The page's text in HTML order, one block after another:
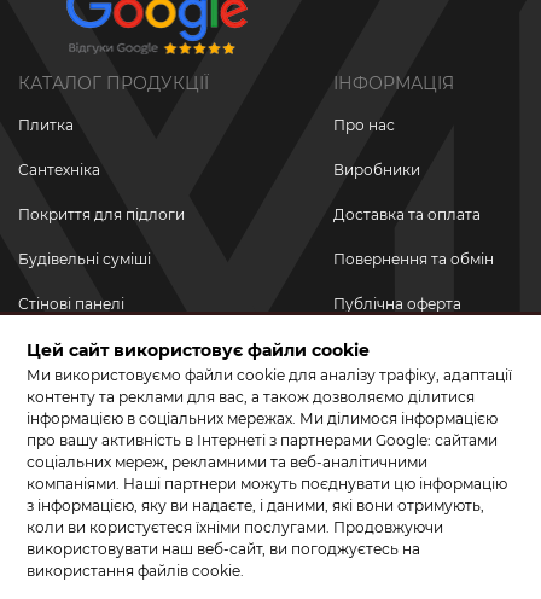
КАТАЛОГ ПРОДУКЦІЇ
Плитка
Сантехніка
Покриття для підлоги
Будівельні суміші
Стінові панелі
Новинки
Акційні товари
Акції/Знижки
ІНФОРМАЦІЯ
Про нас
Виробники
Доставка та оплата
Повернення та обмін
Публічна оферта
Політика
конфіденційності
ПРИЄДНУЙТЕСЬ ДО НАС У СОЦМЕРЕЖАХ
Цей сайт використовує файли cookie
Ми використовуємо файли cookie для аналізу трафіку, адаптації
контенту та реклами для вас, а також дозволяємо ділитися
інформацією в соціальних мережах. Ми ділимося інформацією
про вашу активність в Інтернеті з партнерами Google: сайтами
соціальних мереж, рекламними та веб-аналітичними
компаніями. Наші партнери можуть поєднувати цю інформацію
з інформацією, яку ви надаєте, і даними, які вони отримують,
коли ви користуєтеся їхніми послугами. Продовжуючи
використовувати наш веб-сайт, ви погоджуєтесь на
використання файлів cookie.